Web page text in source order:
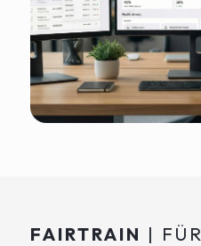
FAIRTRAIN | FÜR